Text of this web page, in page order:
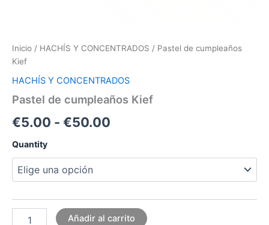
Inicio / HACHÍS Y CONCENTRADOS / Pastel de cumpleaños
Kief
HACHÍS Y CONCENTRADOS
Pastel de cumpleaños Kief
€5.00 - €50.00
Quantity
Añadir al carrito